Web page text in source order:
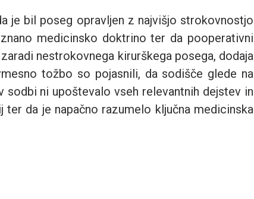
je bil poseg opravljen z najvišjo strokovnostjo
medicinsko doktrino ter da pooperativni
nestrokovnega kirurškega posega, dodaja
tožbo so pojasnili, da sodišče glede na
ni upoštevalo vseh relevantnih dejstev in
da je napačno razumelo ključna medicinska